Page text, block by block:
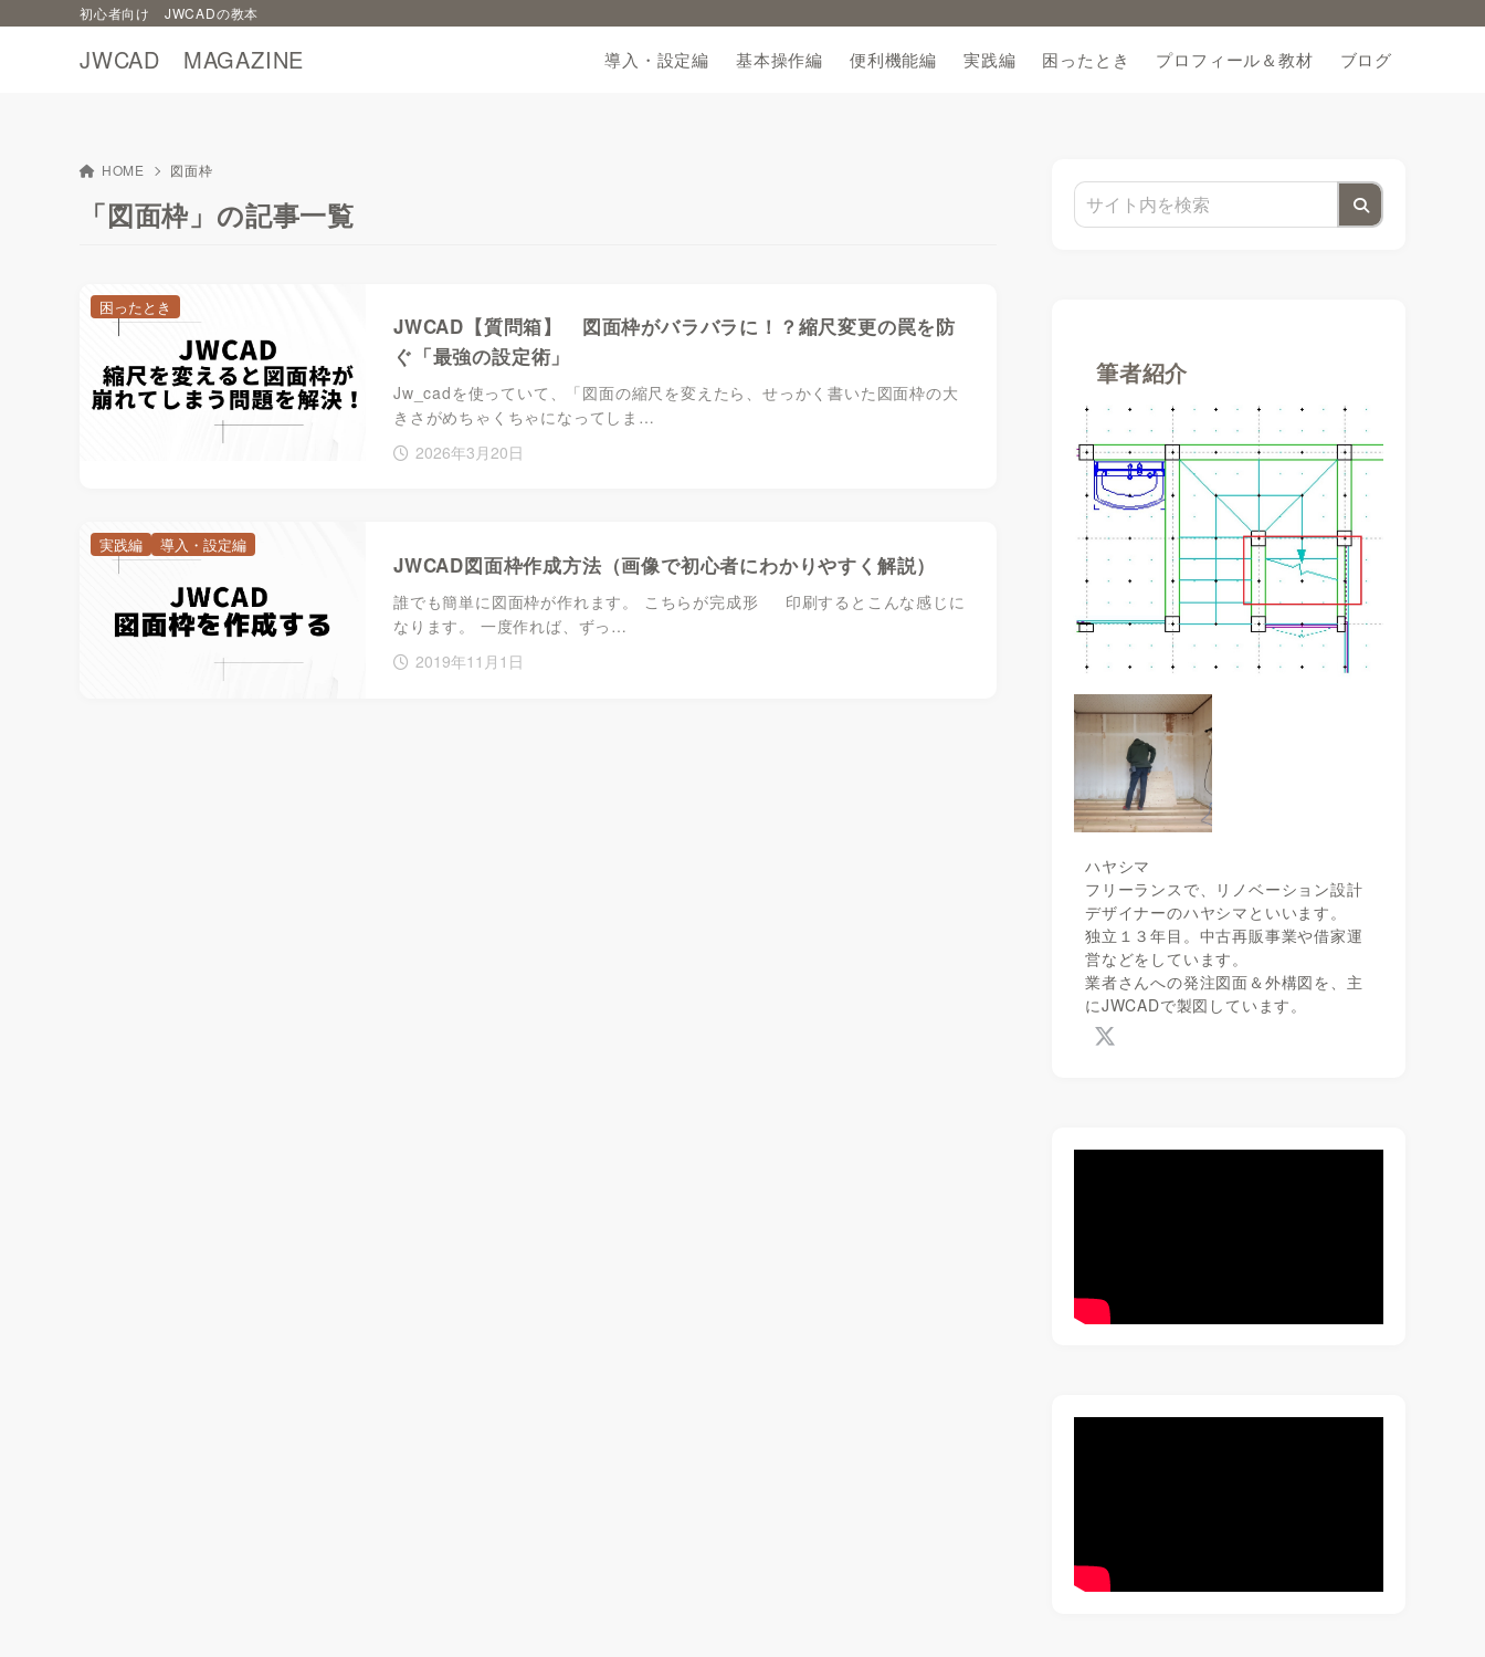
JWCAD MAGAZINE
初心者向け JWCADの教本
導入・設定編 基本操作編 便利機能編 実践編 困ったとき プロフィール＆教材 ブログ
HOME 図面枠
「図面枠」の記事一覧
JWCAD【質問箱】 図面枠がバラバラに！？縮尺変更の罠を防
ぐ「最強の設定術」
Jw_cadを使っていて、「図面の縮尺を変えたら、せっかく書いた図面枠の大
きさがめちゃくちゃになってしま…
2026年3月20日
困ったとき
JWCAD図面枠作成方法（画像で初心者にわかりやすく解説）
誰でも簡単に図面枠が作れます。 こちらが完成形 印刷するとこんな感じに
なります。 一度作れば、ずっ…
2019年11月1日
実践編 導入・設定編
筆者紹介
ハヤシマ
フリーランスで、リノベーション設計
デザイナーのハヤシマといいます。
独立１３年目。中古再販事業や借家運
営などをしています。
業者さんへの発注図面＆外構図を、主
にJWCADで製図しています。